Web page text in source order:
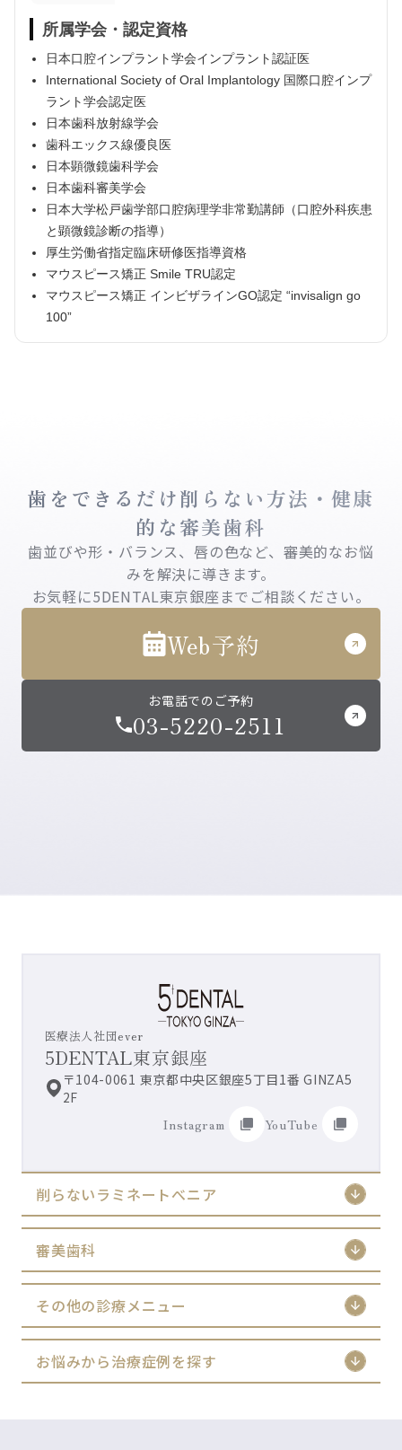
所属学会・認定資格
日本口腔インプラント学会インプラント認証医
International Society of Oral Implantology 国際口腔インプ
ラント学会認定医
日本歯科放射線学会
歯科エックス線優良医
日本顕微鏡歯科学会
日本歯科審美学会
日本大学松戸歯学部口腔病理学非常勤講師（口腔外科疾患
と顕微鏡診断の指導）
厚生労働省指定臨床研修医指導資格
マウスピース矯正 Smile TRU認定
マウスピース矯正 インビザラインGO認定 “invisalign go
100”
歯をできるだけ削らない方法・健康
的な審美歯科
歯並びや形・バランス、唇の色など、審美的なお悩
みを解決に導きます。
お気軽に5DENTAL東京銀座までご相談ください。
Web予約
お電話でのご予約
03-5220-2511
医療法人社団ever
5DENTAL東京銀座
〒104-0061 東京都中央区銀座5丁目1番 GINZA5
2F
Instagram
YouTube
削らないラミネートべニア
審美歯科
その他の診療メニュー
お悩みから治療症例を探す